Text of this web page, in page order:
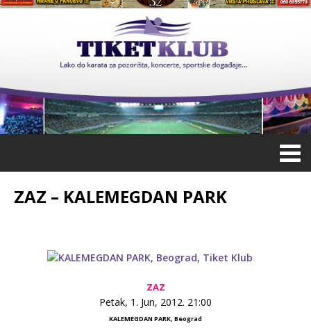
ZAZ – KALEMEGDAN PARK
ZAZ
Petak, 1. Jun, 2012. 21:00
KALEMEGDAN PARK, Beograd